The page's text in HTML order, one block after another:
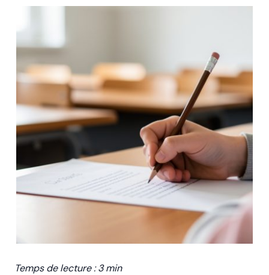
Temps de lecture : 3 min